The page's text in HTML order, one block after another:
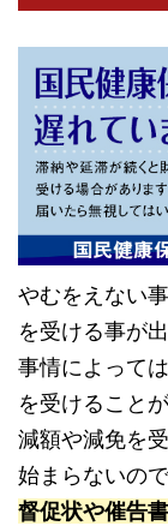
やむをえない
を受ける事が
事情によって
を受けること
減額や減免を
始まらないので
督促状や催告